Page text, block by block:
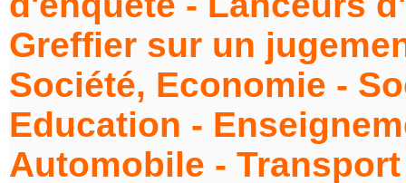
Greffier sur un
Société, Economie -
Education -
Automobile -